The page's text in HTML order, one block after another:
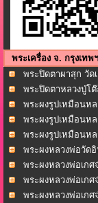
พระเครื่อง จ. กรุงเทพฯ
พระปิดตาผาสุก วัด
พระปิดตาหลวงปู่โ
พระผงรูปเหมือนหล
พระผงรูปเหมือนหล
พระผงรูปเหมือนห
พระผงหลวงพ่อวัด
พระผงหลวงพ่อเกศ
พระผงหลวงพ่อเกศ
พระผงหลวงพ่อเกศ